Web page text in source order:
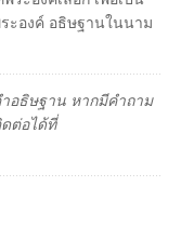
ะองค์ อธิษฐานในนาม
อธิษฐาน หากมีคำถาม
ต่อได้ที่